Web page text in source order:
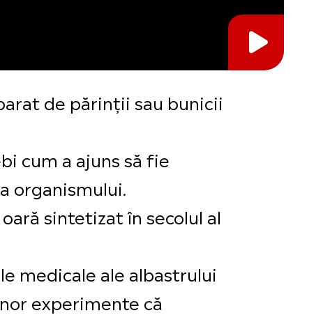
de părinții sau bunicii
cum a ajuns să fie
organismului.
sintetizat în secolul al
medicale ale albastrului
experimente că